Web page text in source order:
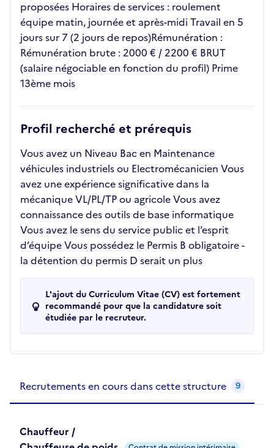
proposées Horaires de services : roulement
équipe matin, journée et après-midi Travail en 5
jours sur 7 (2 jours de repos)Rémunération :
Rémunération brute : 2000 € / 2200 € BRUT
(salaire négociable en fonction du profil) Prime
13ème mois
Profil recherché et prérequis
Vous avez un Niveau Bac en Maintenance
véhicules industriels ou Electromécanicien Vous
avez une expérience significative dans la
mécanique VL/PL/TP ou agricole Vous avez
connaissance des outils de base informatique
Vous avez le sens du service public et l’esprit
d’équipe Vous possédez le Permis B obligatoire -
la détention du permis D serait un plus
L'ajout du Curriculum Vitae (CV) est fortement
recommandé pour que la candidature soit
étudiée par le recruteur.
Recrutements en cours dans cette structure 9
Chauffeur /